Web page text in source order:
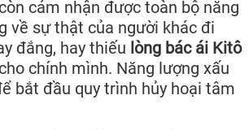
cảm nhận được toàn bộ năng
về sự thật của người khác đi
đắng, hay thiếu lòng bác ái Kitô
chính mình. Năng lượng xấu
bắt đầu quy trình hủy hoại tâm